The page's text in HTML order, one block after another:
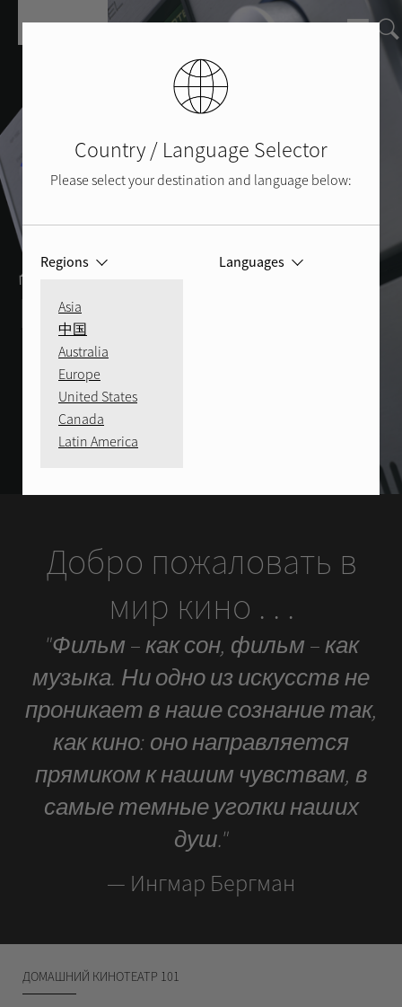
Перейти к основному содержанию
ДОМАШНИЙ
КИНОТЕАТР 101
Добро пожаловать в
мир кино . . .
"Фильм – как сон, фильм – как
музыка. Ни одно из искусств не
проникает в наше сознание так,
как кино: оно направляется
прямиком к нашим чувствам, в
самые темные уголки наших
душ."
— Ингмар Бергман
ДОМАШНИЙ КИНОТЕАТР 101
Country / Language Selector
Please select your destination and language below:
Regions
Asia
中国
Australia
Europe
United States
Canada
Latin America
Languages